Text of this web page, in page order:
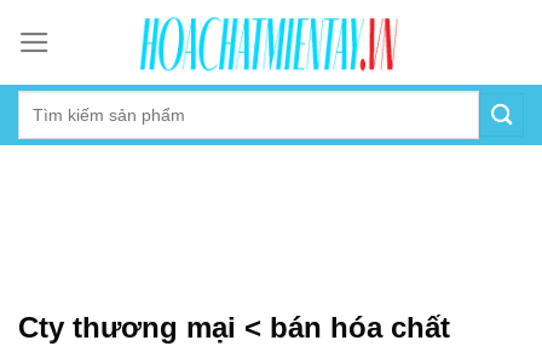
content
Cty thương mại < bán hóa chất